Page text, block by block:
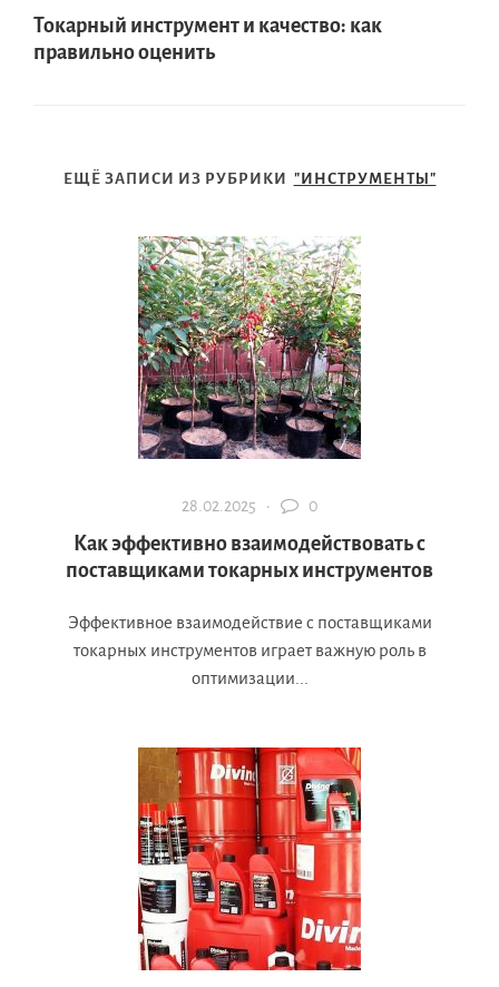
Токарный инструмент и качество: как
правильно оценить
ЕЩЁ ЗАПИСИ ИЗ РУБРИКИ "ИНСТРУМЕНТЫ"
28.02.2025 · 0
Как эффективно взаимодействовать с
поставщиками токарных инструментов
Эффективное взаимодействие с поставщиками
токарных инструментов играет важную роль в
оптимизации...